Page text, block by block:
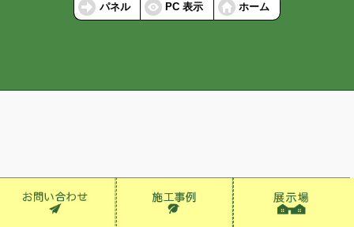
パネル PC 表示 ホーム